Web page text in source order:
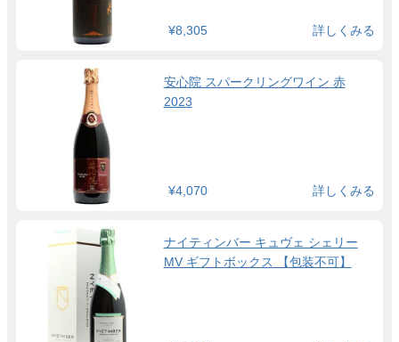
¥8,305 詳しくみる
安心院 スパークリングワイン 赤
2023
¥4,070 詳しくみる
ナイティンバー キュヴェ シェリー
MV ギフトボックス 【包装不可】